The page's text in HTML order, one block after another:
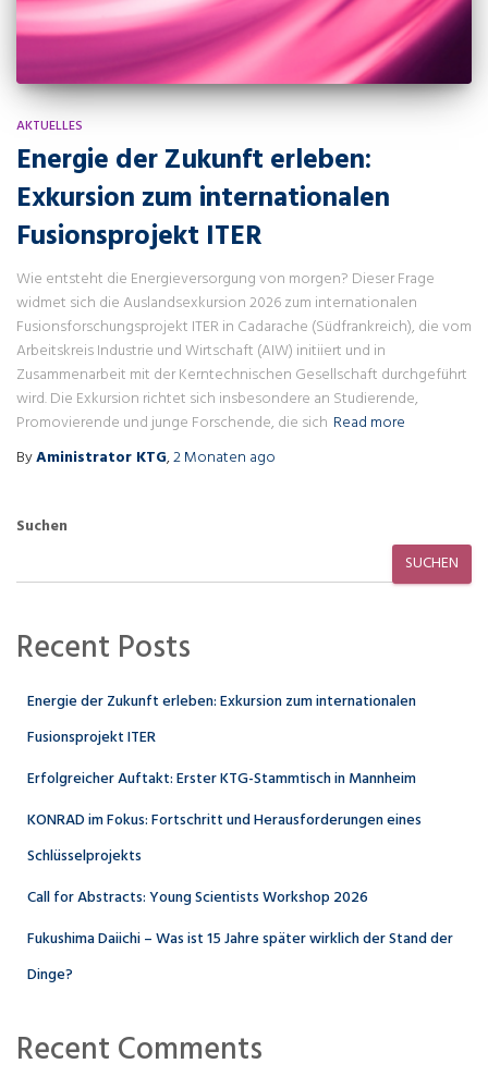
AKTUELLES
Energie der Zukunft erleben:
Exkursion zum internationalen
Fusionsprojekt ITER
Wie entsteht die Energieversorgung von morgen? Dieser Frage
widmet sich die Auslandsexkursion 2026 zum internationalen
Fusionsforschungsprojekt ITER in Cadarache (Südfrankreich), die vom
Arbeitskreis Industrie und Wirtschaft (AIW) initiiert und in
Zusammenarbeit mit der Kerntechnischen Gesellschaft durchgeführt
wird. Die Exkursion richtet sich insbesondere an Studierende,
Promovierende und junge Forschende, die sich Read more
ByAministrator KTG,2 Monaten ago
Suchen
SUCHEN
Recent Posts
Energie der Zukunft erleben: Exkursion zum internationalen
Fusionsprojekt ITER
Erfolgreicher Auftakt: Erster KTG-Stammtisch in Mannheim
KONRAD im Fokus: Fortschritt und Herausforderungen eines
Schlüsselprojekts
Call for Abstracts: Young Scientists Workshop 2026
Fukushima Daiichi – Was ist 15 Jahre später wirklich der Stand der
Dinge?
Recent Comments